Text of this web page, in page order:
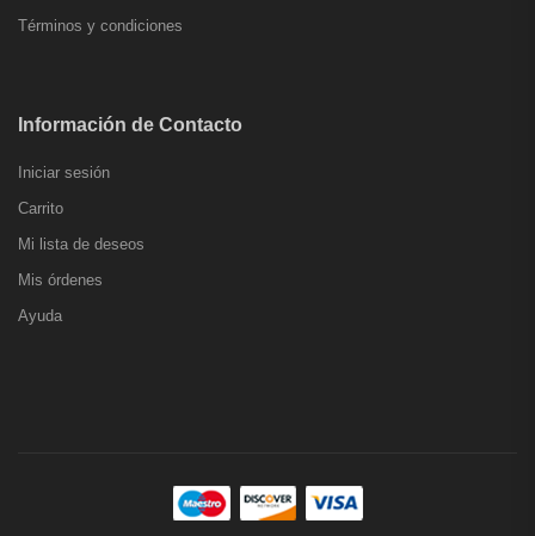
Términos y condiciones
Información de Contacto
Iniciar sesión
Carrito
Mi lista de deseos
Mis órdenes
Ayuda